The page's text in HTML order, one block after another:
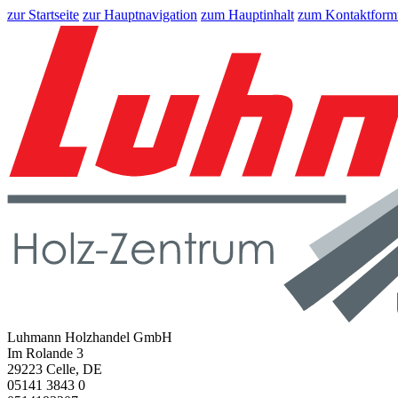
zur Startseite zur Hauptnavigation zum Hauptinhalt zum
Luhmann Holzhandel GmbH
Im Rolande 3
29223 Celle, DE
05141 3843 0